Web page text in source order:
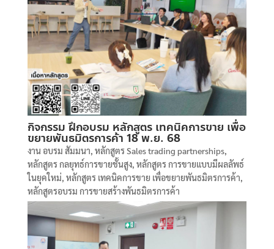
กิจกรรม ฝึกอบรม หลักสูตร เทคนิคการขาย เพื่อ
ขยายพันธมิตรการค้า 18 พ.ย. 68
งาน อบรม สัมมนา, หลักสูตร Sales trading partnerships,
หลักสูตร กลยุทธ์การขายชั้นสูง, หลักสูตร การขายแบบมีผลลัพธ์
ในยุคใหม่, หลักสูตร เทคนิคการขาย เพื่อขยายพันธมิตรการค้า,
หลักสูตรอบรม การขายสร้างพันธมิตรการค้า